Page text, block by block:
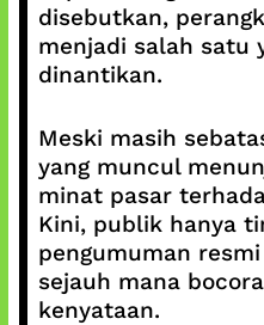
disebutkan,
menjadi salah satu
dinantikan.
Meski masih
yang muncul
minat pasar
Kini, publik hanya
pengumuman
sejauh mana
kenyataan.